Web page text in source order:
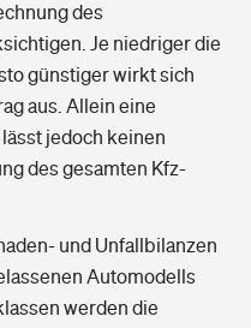
des
Je niedriger die
günstiger wirkt sich
aus. Allein eine
jedoch keinen
des gesamten Kfz-
und Unfallbilanzen
Automodells
werden die